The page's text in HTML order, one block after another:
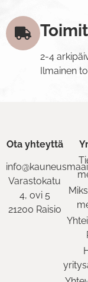
2-4
Ilmainen
Ota yhteyttä
Varastokatu
4, ovi 5
21200 Raisio